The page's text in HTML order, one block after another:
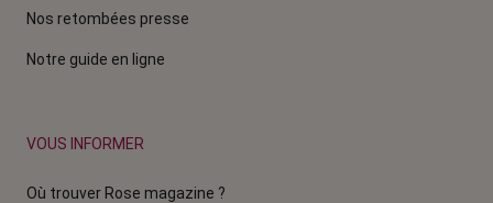
Nos retombées presse
Notre guide en ligne
VOUS INFORMER
Où trouver Rose magazine ?